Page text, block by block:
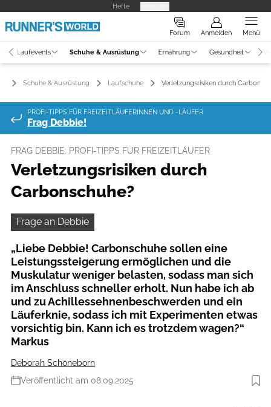
Hefte
Forum Anmelden Menü
Laufevents Schuhe & Ausrüstung Ernährung Gesundheit
Schuhe & Ausrüstung Laufschuhe Verletzungsrisiken durch
PROFI-TIPPS FÜR FREIZEITLÄUFERINNEN UND -LÄUFER
Frag Debbie!
FRAG DEBBIE: PROFI-TIPPS FÜR FREIZEITLÄUFER
Verletzungsrisiken durch
Carbonschuhe?
Frage an Debbie
„Liebe Debbie! Carbonschuhe sollen eine
Leistungssteigerung ermöglichen und die
Muskulatur weniger belasten, sodass man sich
im Anschluss schneller erholt. Nun habe ich ab
und zu Achilles­sehnenbeschwerden und ein
Läuferknie, sodass ich mit Expe­rimenten etwas
vorsichtig bin. Kann ich es trotzdem wagen?“
Markus
Deborah Schöneborn
Veröffentlicht am 08.09.2025
Foto: Hersteller